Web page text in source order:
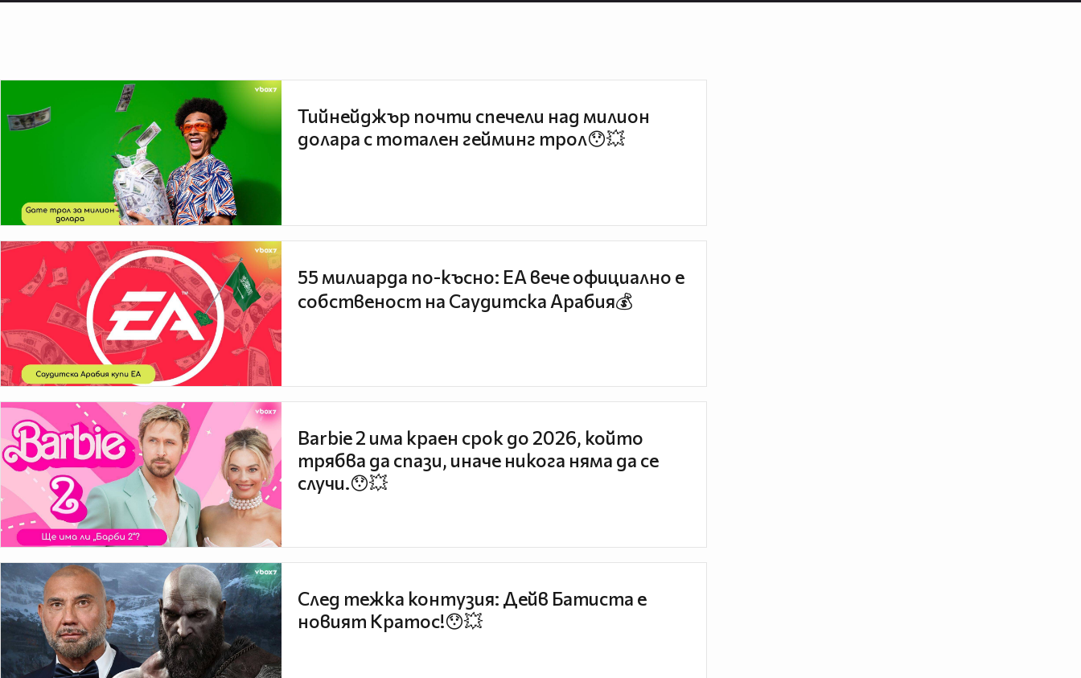
Тийнейджър почти спечели над милион
долара с тотален гейминг трол😯💥
55 милиарда по-късно: EA вече официално е
собственост на Саудитска Арабия💰
Barbie 2 има краен срок до 2026, който
трябва да спази, иначе никога няма да се
случи.😯💥
След тежка контузия: Дейв Батиста е
новият Кратос!😯💥